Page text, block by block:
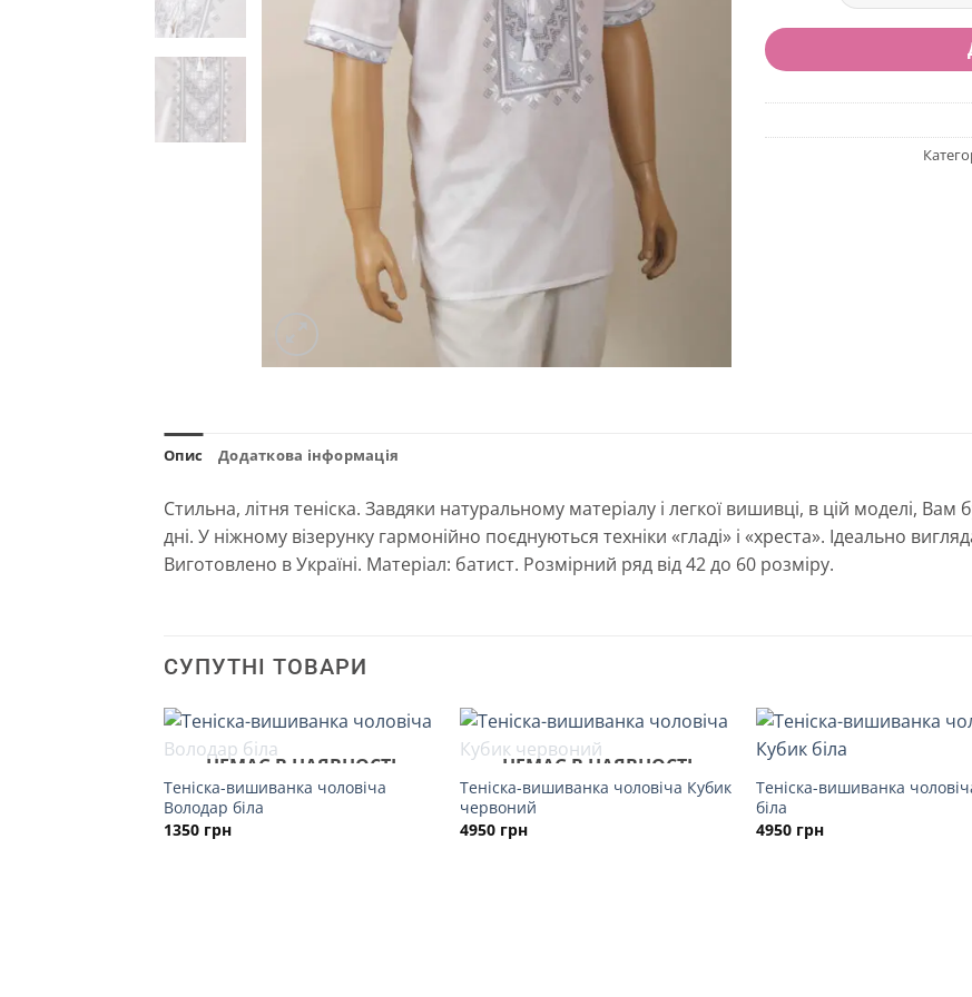
Опис Додаткова інформація
Стильна, літня теніска. Завдяки натуральному матеріалу і легкої вишивці, в цій моделі,
дні. У ніжному візерунку гармонійно поєднуються техніки «гладі» і «хреста». Ідеально
Виготовлено в Україні. Матеріал: батист. Розмірний ряд від 42 до 60 розміру.
СУПУТНІ ТОВАРИ
НЕМАЄ В НАЯВНОСТІ
Теніска-вишиванка чоловіча
Володар біла
1350 грн
НЕМАЄ В НАЯВНОСТІ
Теніска-вишиванка чоловіча Кубик
червоний
4950 грн
Теніска-вишиванка
біла
4950 грн